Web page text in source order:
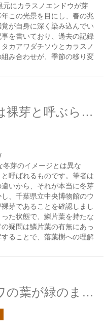
にカラスノエンドウが芽
この光景を目にし、春の兆
が自身に深く染み込んでい
を書いており、過去の記録
カアワダチソウとカラスノ
み合わせが、季節の移り変
アカメガシワの冬芽は裸芽と呼ぶらしい
芽のイメージとは異な
呼ばれるものです。筆者は
いから、それが本当に冬芽
、千葉県立中央博物館のウ
芽であることを確認しまし
た状態で、鱗片葉を持たな
疑問は鱗片葉の有無にあっ
ることで、落葉樹への理解
落葉したアカメガシワの葉が緑のままだ